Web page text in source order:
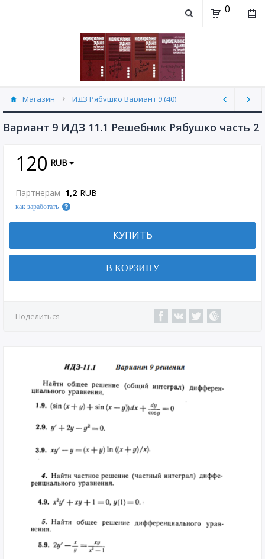
0
Магазин ИДЗ Рябушко Вариант 9 (40)
Вариант 9 ИДЗ 11.1 Решебник Рябушко часть 2
120 RUB
Партнерам 1,2 RUB
как заработать
КУПИТЬ
В КОРЗИНУ
Поделиться